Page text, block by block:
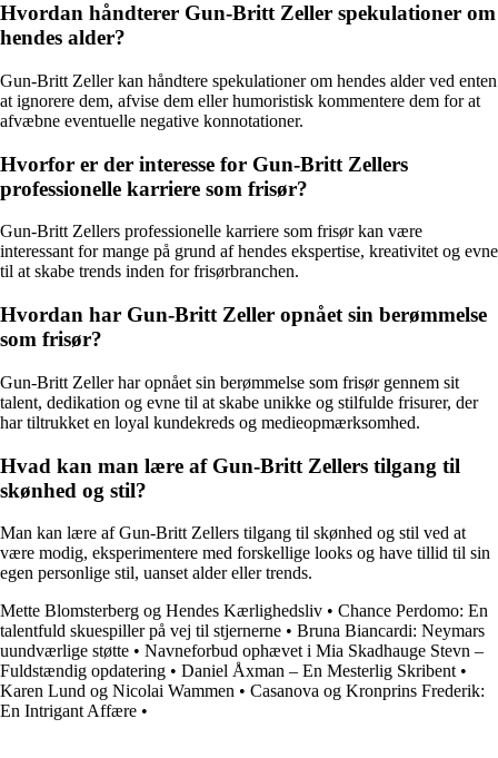
Hvordan håndterer Gun-Britt Zeller spekulationer om
hendes alder?
Gun-Britt Zeller kan håndtere spekulationer om hendes alder ved enten
at ignorere dem, afvise dem eller humoristisk kommentere dem for at
afvæbne eventuelle negative konnotationer.
Hvorfor er der interesse for Gun-Britt Zellers
professionelle karriere som frisør?
Gun-Britt Zellers professionelle karriere som frisør kan være
interessant for mange på grund af hendes ekspertise, kreativitet og evne
til at skabe trends inden for frisørbranchen.
Hvordan har Gun-Britt Zeller opnået sin berømmelse
som frisør?
Gun-Britt Zeller har opnået sin berømmelse som frisør gennem sit
talent, dedikation og evne til at skabe unikke og stilfulde frisurer, der
har tiltrukket en loyal kundekreds og medieopmærksomhed.
Hvad kan man lære af Gun-Britt Zellers tilgang til
skønhed og stil?
Man kan lære af Gun-Britt Zellers tilgang til skønhed og stil ved at
være modig, eksperimentere med forskellige looks og have tillid til sin
egen personlige stil, uanset alder eller trends.
Mette Blomsterberg og Hendes Kærlighedsliv • Chance Perdomo: En
talentfuld skuespiller på vej til stjernerne • Bruna Biancardi: Neymars
uundværlige støtte • Navneforbud ophævet i Mia Skadhauge Stevn –
Fuldstændig opdatering • Daniel Åxman – En Mesterlig Skribent •
Karen Lund og Nicolai Wammen • Casanova og Kronprins Frederik:
En Intrigant Affære •